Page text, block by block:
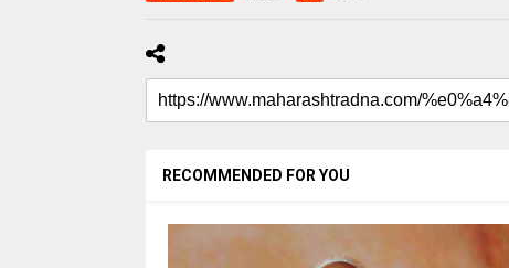
RECOMMENDED FOR YOU